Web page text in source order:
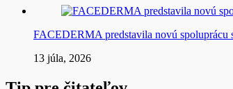
FACEDERMA predstavila novú
13 júla, 2026